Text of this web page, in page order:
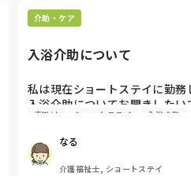
介助・ケア
入浴介助について
私は現在ショートステイに勤務
入浴介助についてお聞きした
す。家族様の気持ちもありなる
と思うのですが、良い声掛けの
はありますか？
声掛け ショートステイ 入浴介助
なる
介護福祉士, ショートステイ